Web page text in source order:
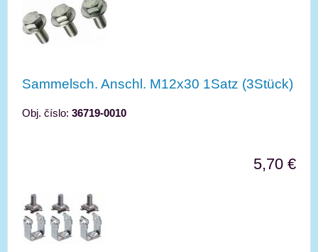
Sammelsch. Anschl. M12x30 1Satz (3Stück)
Obj. číslo: 36719-0010
5,70 €